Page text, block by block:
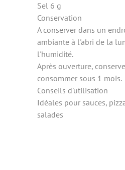
Sel 6 g
Conservation
A conserver dans un
ambiante à l'abri de la
l'humidité.
Après ouverture,
consommer sous 1 mois.
Conseils d'utilisation
Idéales pour sauces,
salades